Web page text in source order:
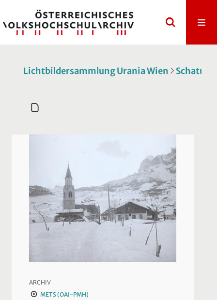
Lichtbildersammlung Urania Wien Schatulle
ARCHIV
METS (OAI-PMH)